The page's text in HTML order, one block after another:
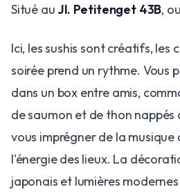
Situé au Jl. Petitenget 43B,
Ici, les sushis sont créatifs, les
soirée prend un rythme. Vous
dans un box entre amis,
de saumon et de thon nappés
vous imprégner de la
l'énergie des lieux. La
japonais et lumières